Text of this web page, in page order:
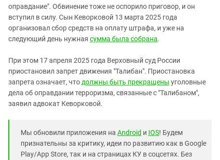
оправдание". Обвинение тоже не оспорило приговор, и он
вступил в силу. Сын Кеворковой 13 марта 2025 года
организовал сбор средств на оплату штрафа, и уже на
следующий день нужная сумма была собрана.
При этом 17 апреля 2025 года Верховный суд России
приостановил запрет движения "Талибан". Приостановка
запрета означает, что должны быть прекращены уголовные
дела об оправдании терроризма, связанные с "Талибаном",
заявил адвокат Кеворковой.
Мы обновили приложения на Android и IOS! Будем
признательны за критику, идеи по развитию как в Google
Play/App Store, так и на страницах КУ в соцсетях. Без